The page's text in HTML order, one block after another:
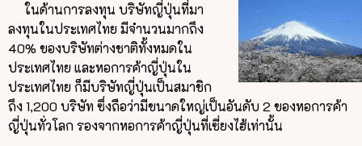
ในด้านการลงทุน บริษัทญี่ปุ่นที่มา
ลงทุนในประเทศไทย มีจำนวนมากถึง
40% ของบริษัทต่างชาติทั้งหมดใน
ประเทศไทย และหอการค้าญี่ปุ่นใน
ประเทศไทย ก็มีบริษัทญี่ปุ่นเป็นสมาชิก
ถึง 1,200 บริษัท ซึ่งถือว่ามีขนาดใหญ่เป็นอันดับ 2 ของหอการค้า
ญี่ปุ่นทั่วโลก รองจากหอการค้าญี่ปุ่นที่เซี่ยงไฮ้เท่านั้น